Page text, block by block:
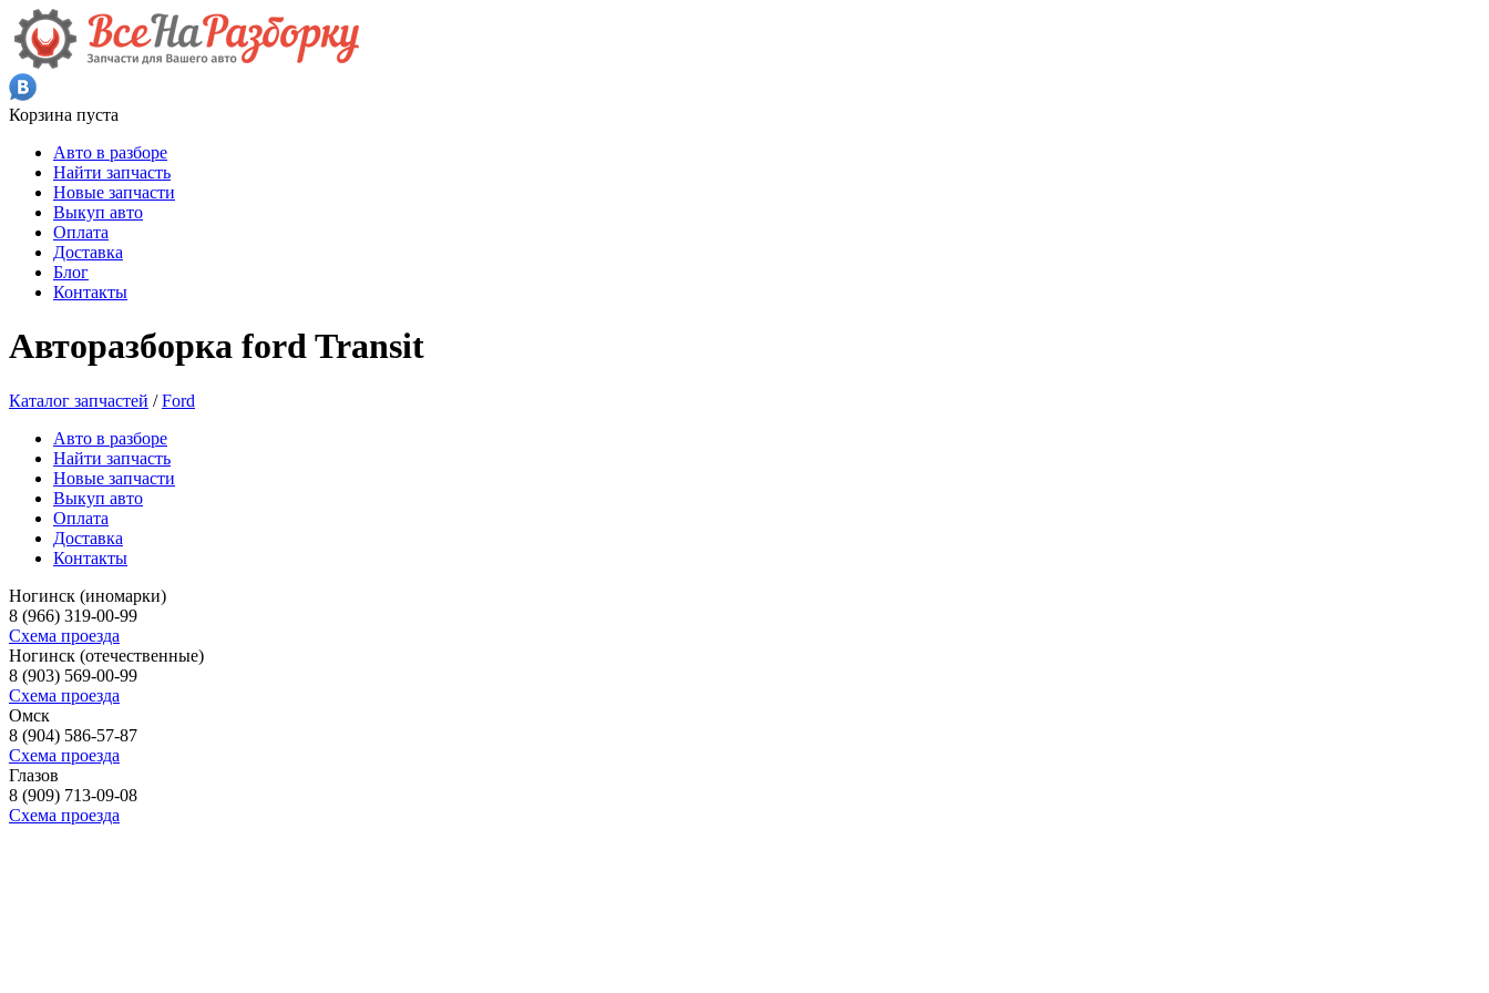
Корзина пуста
Авто в разборе
Найти запчасть
Новые запчасти
Выкуп авто
Оплата
Доставка
Блог
Контакты
Авторазборка ford Transit
Каталог запчастей /Ford
Авто в разборе
Найти запчасть
Новые запчасти
Выкуп авто
Оплата
Доставка
Контакты
Ногинск (иномарки)
8 (966) 319-00-99
Схема проезда
Ногинск (отечественные)
8 (903) 569-00-99
Схема проезда
Омск
8 (904) 586-57-87
Схема проезда
Глазов
8 (909) 713-09-08
Схема проезда